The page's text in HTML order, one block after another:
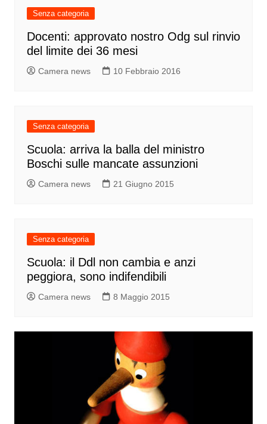
Senza categoria
Docenti: approvato nostro Odg sul rinvio
del limite dei 36 mesi
Camera news 10 Febbraio 2016
Senza categoria
Scuola: arriva la balla del ministro
Boschi sulle mancate assunzioni
Camera news 21 Giugno 2015
Senza categoria
Scuola: il Ddl non cambia e anzi
peggiora, sono indifendibili
Camera news 8 Maggio 2015